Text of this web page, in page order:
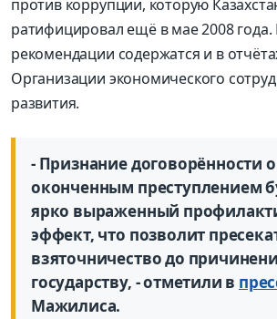
против коррупции, которую
ратифицировал ещё в мае 2008
рекомендации содержатся и в
Организации экономического
развития.
- Признание договорённости
оконченным преступлением
ярко выраженный
эффект, что позволит
взяточничество до
государству, - отметили в
Мажилиса.